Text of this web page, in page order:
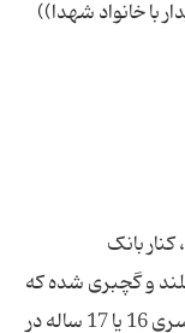
و گچبری شده که
پر از گل های گچی بود. در خونه رو که زدیم، پسری 16 یا 17 ساله در